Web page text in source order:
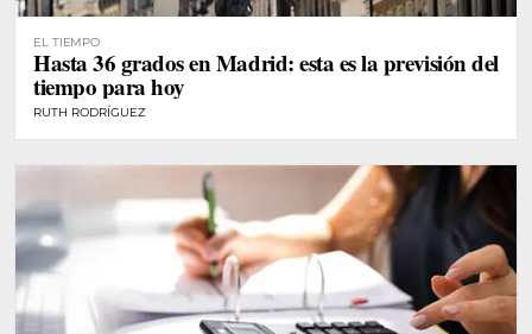
EL TIEMPO
Hasta 36 grados en Madrid: esta es la previsión del
tiempo para hoy
RUTH RODRÍGUEZ